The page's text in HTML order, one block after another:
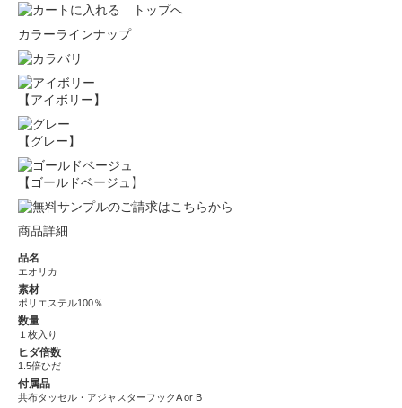
カラーラインナップ
【アイボリー】
【グレー】
【ゴールドベージュ】
商品詳細
品名
エオリカ
素材
ポリエステル100％
数量
１枚入り
ヒダ倍数
1.5倍ひだ
付属品
共布タッセル・アジャスターフックA or B